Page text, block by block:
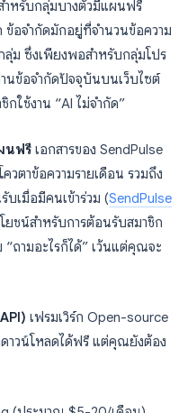
ำหรับกลุ่มบางตัวมีแผนฟรี
อจำกัดมักอยู่ที่จำนวนข้อความ
ลุ่ม ซึ่งเพียงพอสำหรับกลุ่มโปร
นข้อจำกัดปัจจุบันบนเว็บไซต์
ใช้งาน “AI ไม่จำกัด”
นฟรี เอกสารของ SendPulse
ตาข้อความรายเดือน รวมถึง
บเมื่อมีคนเข้าร่วม (SendPulse
ยชน์สำหรับการต้อนรับสมาชิก
ถามอะไรก็ได้” เว้นแต่คุณจะ
เฟรมเวิร์ก Open-source
าวน์โหลดได้ฟรี แต่คุณยังต้อง